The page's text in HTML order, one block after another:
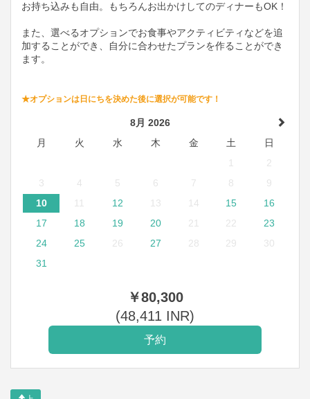
お持ち込みも自由。もちろんお出かけしてのディナーもOK！
また、選べるオプションでお食事やアクティビティなどを追
加することができ、自分に合わせたプランを作ることができ
ます。
★オプションは日にちを決めた後に選択が可能です！
8月 2026
月
火 水 木 金 土
日
2
3
4 5 6 7 8
9
10
12 13 14 15
16
17
18 19 20 21 22
23
24
25 26 27 28 29
30
31
￥80,300
(48,411 INR)